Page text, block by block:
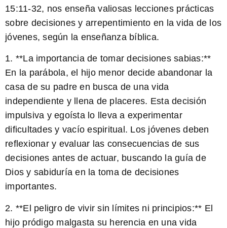
15:11-32, nos enseña valiosas lecciones prácticas
sobre decisiones y arrepentimiento en la vida de los
jóvenes, según la enseñanza bíblica.
1. **La importancia de tomar decisiones sabias:**
En la parábola, el hijo menor decide abandonar la
casa de su padre en busca de una vida
independiente y llena de placeres. Esta decisión
impulsiva y egoísta lo lleva a experimentar
dificultades y vacío espiritual. Los jóvenes deben
reflexionar y evaluar las consecuencias de sus
decisiones antes de actuar, buscando la guía de
Dios y sabiduría en la toma de decisiones
importantes.
2. **El peligro de vivir sin límites ni principios:** El
hijo pródigo malgasta su herencia en una vida